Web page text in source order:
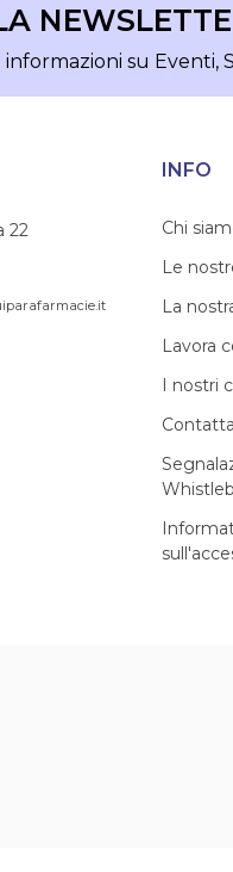
su Eventi,
22
INFO
Chi
Le
La
Lavora
I nostri